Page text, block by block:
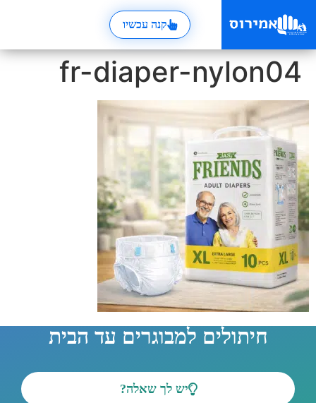
קנה עכשיו
fr-diaper-nylon04
חיתולים למבוגרים עד הבית
יש לך שאלה?